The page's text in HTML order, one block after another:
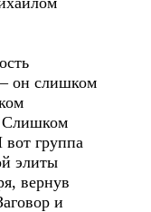
он слишком
Слишком
группа
элиты
вернув
и